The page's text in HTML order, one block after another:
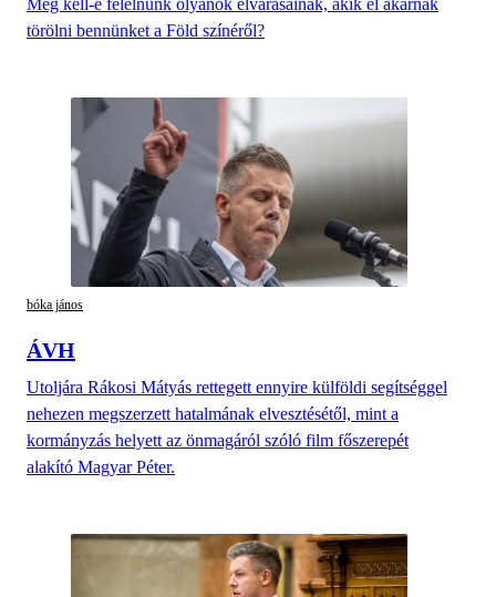
törölni bennünket a Föld színéről?
bóka jános
ÁVH
Utoljára Rákosi Mátyás rettegett ennyire külföldi segítséggel
nehezen megszerzett hatalmának elvesztésétől, mint a
kormányzás helyett az önmagáról szóló film főszerepét
alakító Magyar Péter.